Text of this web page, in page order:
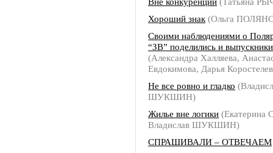
Хороший знак (Ольга
Своими наблюдениями о
“ЗВ” поделились и
(Александра Халляева,
Евдокимова, Дарья
Не все ровно и гладко
ШУКШИН)
Жилье вне логики
Владислав ШУКШИН)
СПРАШИВАЛИ – ОТВЕЧАЕМ